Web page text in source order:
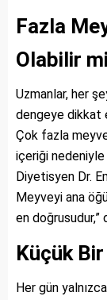
Fazla
Olabilir
Uzmanlar, her
dengeye dikkat
Çok fazla
içeriği
Diyetisyen Dr.
Meyveyi ana
en doğrusudur,”
Küçük
Her gün